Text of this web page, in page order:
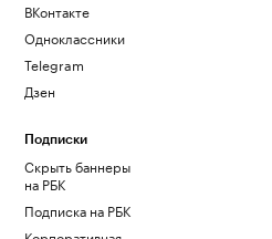
ВКонтакте
Одноклассники
Telegram
Дзен
Подписки
Скрыть баннеры
на РБК
Подписка на РБК